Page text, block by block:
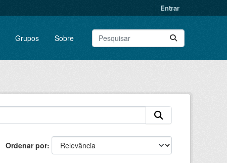
Entrar
Grupos Sobre
Ordenar por